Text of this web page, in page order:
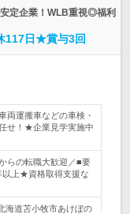
定企業！WLB重視◎福利
117日★賞与3回
両運搬車などの車検・
せ！★企業見学実施中
らの転職大歓迎／■要
以上★資格取得支援な
海道苫小牧市あけぼの